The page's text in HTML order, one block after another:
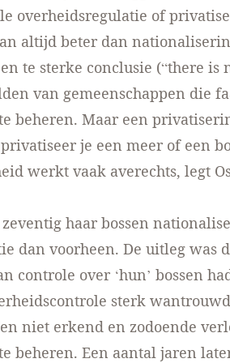
overheidsregulatie of
altijd beter dan
te sterke conclusie (“there is
van gemeenschappen die
beheren. Maar een
je een meer of een
werkt vaak averechts, legt
haar bossen
dan voorheen. De uitleg was
controle over ‘hun’ bossen
sterk
niet erkend en zodoende
beheren. Een aantal jaren